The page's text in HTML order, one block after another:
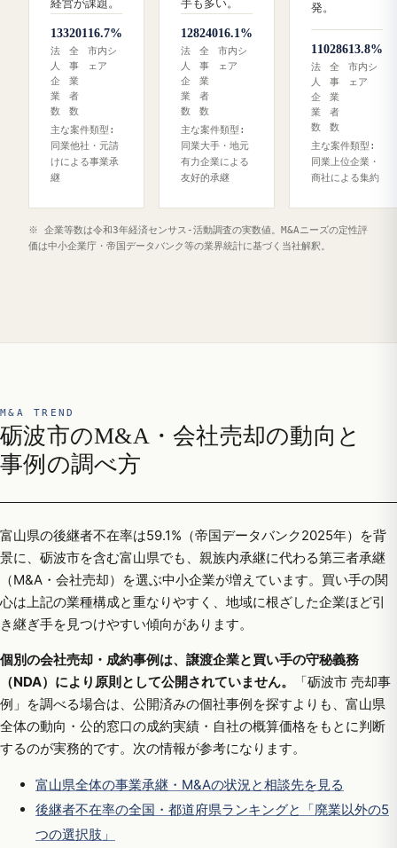
133
法
人
企
業
数
201
全
事
業
者
数
16.7%
市内シ
ェア
主な案件類型:
同業他社・元請
けによる事業承
継
128
法
人
企
業
数
240
全
事
業
者
数
16.1%
市内シ
ェア
主な案件類型:
同業大手・地元
有力企業による
友好的承継
発。
110
法
人
企
業
数
286
全
事
業
者
数
13.8%
市内シ
ェア
主な案件類型:
同業上位企業・
商社による集約
※ 企業等数は令和3年経済センサス‐活動調査の実数値。M&Aニーズの定性評
価は中小企業庁・帝国データバンク等の業界統計に基づく当社解釈。
M&A TREND
砺波市のM&A・会社売却の動向と
事例の調べ方
富山県の後継者不在率は59.1%（帝国データバンク2025年）を背
景に、砺波市を含む富山県でも、親族内承継に代わる第三者承継
（M&A・会社売却）を選ぶ中小企業が増えています。買い手の関
心は上記の業種構成と重なりやすく、地域に根ざした企業ほど引
き継ぎ手を見つけやすい傾向があります。
個別の会社売却・成約事例は、譲渡企業と買い手の守秘義務
（NDA）により原則として公開されていません。
「砺波市 売却事
例」を調べる場合は、公開済みの個社事例を探すよりも、富山県
全体の動向・公的窓口の成約実績・自社の概算価格をもとに判断
するのが実務的です。次の情報が参考になります。
富山県全体の事業承継・M&Aの状況と相談先を見る
後継者不在率の全国・都道府県ランキングと「廃業以外の5
つの選択肢」